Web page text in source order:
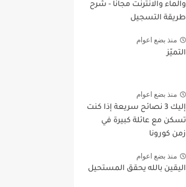
والماء والانترنت مجانا - شرح
طريقة التسجيل
منذ بضع اعوام
التميّز
منذ بضع اعوام
إليك 3 نصائح سريعة إذا كنت
تسكن مع عائلة كبيرة في
زمن كورونا
منذ بضع اعوام
اليقين بالله يحقق المستحيل